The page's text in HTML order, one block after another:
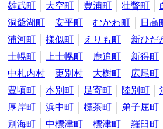
雄武町
大空町 豊浦町 壮瞥町
洞爺湖町
安平町 むかわ町 日高
浦河町
様似町 えりも町 新ひだ
士幌町
上士幌町 鹿追町 新得町
中札内村
更別村 大樹町 広尾町
豊頃町
本別町 足寄町 陸別町
厚岸町
浜中町 標茶町 弟子屈町
別海町
中標津町 標津町 羅臼町